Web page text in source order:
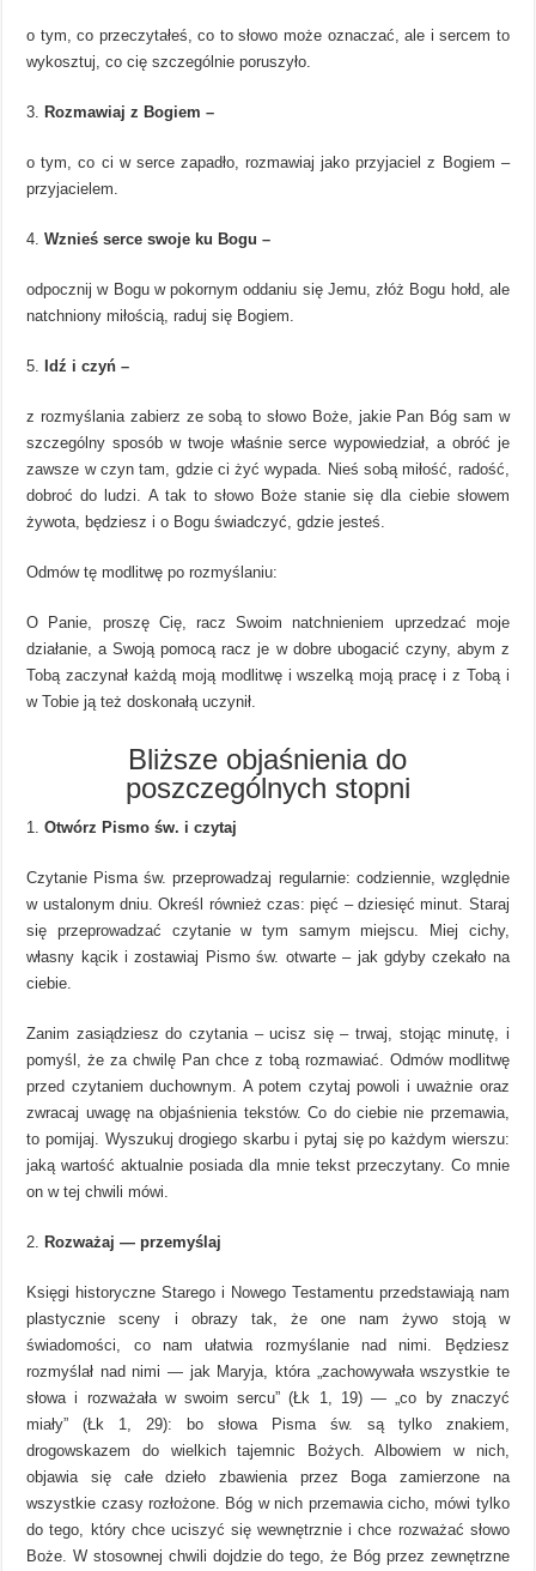
o tym, co przeczytałeś, co to słowo może oznaczać, ale i sercem to
wykosztuj, co cię szczególnie poruszyło.
Rozmawiaj z Bogiem –
o tym, co ci w serce zapadło, rozmawiaj jako przyjaciel z Bogiem –
przyjacielem.
Wznieś serce swoje ku Bogu –
odpocznij w Bogu w pokornym oddaniu się Jemu, złóż Bogu hołd, ale
natchniony miłością, raduj się Bogiem.
Idź i czyń –
z rozmyślania zabierz ze sobą to słowo Boże, jakie Pan Bóg sam w
szczególny sposób w twoje właśnie serce wypowiedział, a obróć je
zawsze w czyn tam, gdzie ci żyć wypada. Nieś sobą miłość, radość,
dobroć do ludzi. A tak to słowo Boże stanie się dla ciebie słowem
żywota, będziesz i o Bogu świadczyć, gdzie jesteś.
Odmów tę modlitwę po rozmyślaniu:
O Panie, proszę Cię, racz Swoim natchnieniem uprzedzać moje
działanie, a Swoją pomocą racz je w dobre ubogacić czyny, abym z
Tobą zaczynał każdą moją modlitwę i wszelką moją pracę i z Tobą i
w Tobie ją też doskonałą uczynił.
Bliższe objaśnienia do
poszczególnych stopni
Otwórz Pismo św. i czytaj
Czytanie Pisma św. przeprowadzaj regularnie: codziennie, względnie
w ustalonym dniu. Określ również czas: pięć – dziesięć minut. Staraj
się przeprowadzać czytanie w tym samym miejscu. Miej cichy,
własny kącik i zostawiaj Pismo św. otwarte – jak gdyby czekało na
ciebie.
Zanim zasiądziesz do czytania – ucisz się – trwaj, stojąc minutę, i
pomyśl, że za chwilę Pan chce z tobą rozmawiać. Odmów modlitwę
przed czytaniem duchownym. A potem czytaj powoli i uważnie oraz
zwracaj uwagę na objaśnienia tekstów. Co do ciebie nie przemawia,
to pomijaj. Wyszukuj drogiego skarbu i pytaj się po każdym wierszu:
jaką wartość aktualnie posiada dla mnie tekst przeczytany. Co mnie
on w tej chwili mówi.
Rozważaj — przemyślaj
Księgi historyczne Starego i Nowego Testamentu przedstawiają nam
plastycznie sceny i obrazy tak, że one nam żywo stoją w
świadomości, co nam ułatwia rozmyślanie nad nimi. Będziesz
rozmyślał nad nimi — jak Maryja, która „zachowywała wszystkie te
słowa i rozważała w swoim sercu” (Łk 1, 19) — „co by znaczyć
miały” (Łk 1, 29): bo słowa Pisma św. są tylko znakiem,
drogowskazem do wielkich tajemnic Bożych. Albowiem w nich,
objawia się całe dzieło zbawienia przez Boga zamierzone na
wszystkie czasy rozłożone. Bóg w nich przemawia cicho, mówi tylko
do tego, który chce uciszyć się wewnętrznie i chce rozważać słowo
Boże. W stosownej chwili dojdzie do tego, że Bóg przez zewnętrzne